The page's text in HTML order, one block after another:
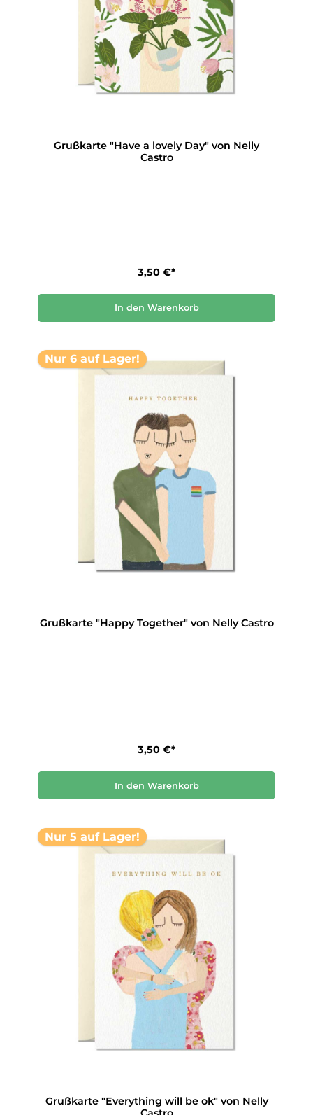
Grußkarte "Have a lovely Day" von Nelly
Castro
3,50 €*
In den Warenkorb
Nur 6 auf Lager!
Grußkarte "Happy Together" von Nelly Castro
3,50 €*
In den Warenkorb
Nur 5 auf Lager!
Grußkarte "Everything will be ok" von Nelly